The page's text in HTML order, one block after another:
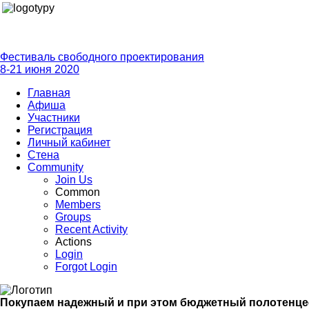
Фестиваль свободного проектирования
8-21 июня 2020
Главная
Афиша
Участники
Регистрация
Личный кабинет
Стена
Community
Join Us
Common
Members
Groups
Recent Activity
Actions
Login
Forgot Login
Покупаем надежный и при этом бюджетный